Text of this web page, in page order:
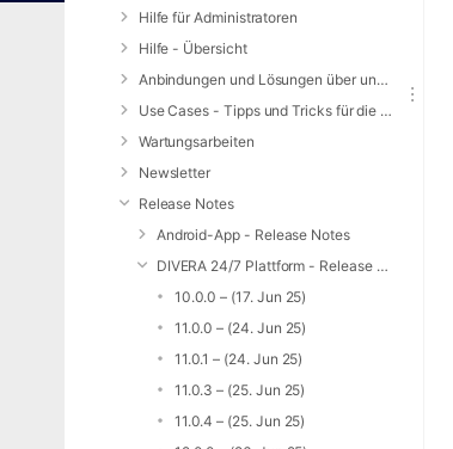
Hilfe für Administratoren
Hilfe - Übersicht
Anbindungen und Lösungen über unsere Web-Schnittstelle (REST-API)
Use Cases - Tipps und Tricks für die Anwendung von DIVERA 24/7
Wartungsarbeiten
Newsletter
Release Notes
Android-App - Release Notes
DIVERA 24/7 Plattform - Release Notes
10.0.0 – (17. Jun 25)
11.0.0 – (24. Jun 25)
11.0.1 – (24. Jun 25)
11.0.3 – (25. Jun 25)
11.0.4 – (25. Jun 25)